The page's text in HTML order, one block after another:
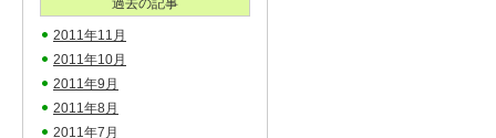
過去の記事
2011年11月
2011年10月
2011年9月
2011年8月
2011年7月